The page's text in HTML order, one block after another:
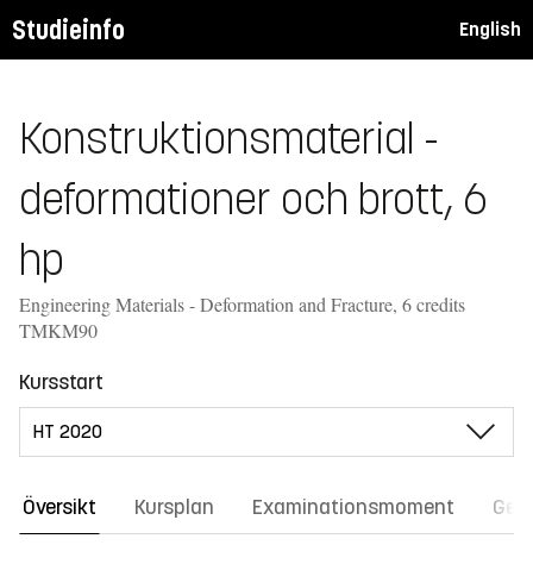
Studieinfo English
Konstruktionsmaterial -
deformationer och brott, 6
hp
Engineering Materials - Deformation and Fracture, 6 credits
TMKM90
Kursstart
Översikt Kursplan Examinationsmoment